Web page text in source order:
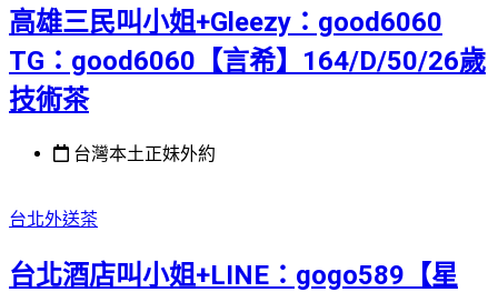
高雄三民叫小姐+Gleezy：good6060
TG：good6060【言希】164/D/50/26歲
技術茶
台灣本土正妹外約
台北外送茶
台北酒店叫小姐+LINE：gogo589【星